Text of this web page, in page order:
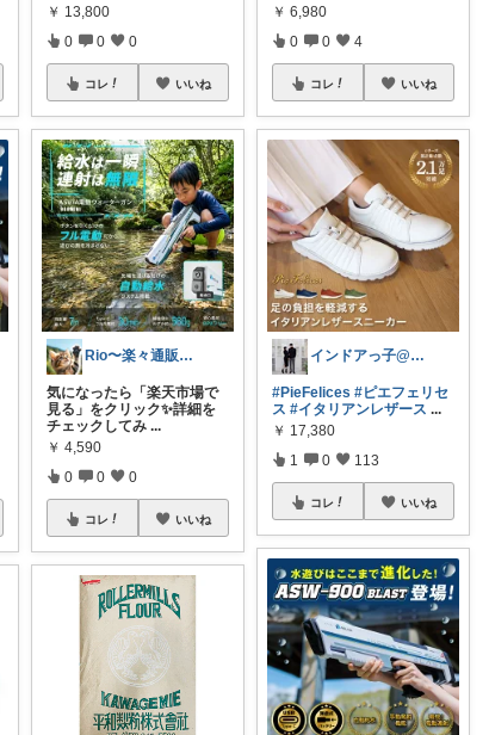
￥ 13,800
0 0 0
コレ いいね
Rio〜楽々通販生活😊
気になったら「楽天市場で
見る」をクリック✨詳細を
チェックしてみ ...
￥ 4,590
0 0 0
コレ いいね
￥ 6,980
0 0 4
コレ いいね
インドアっ子@ご購入ありがとうございます
#PieFelices #ピエフェリセ
ス #イタリアンレザース ...
￥ 17,380
1 0 113
コレ いいね